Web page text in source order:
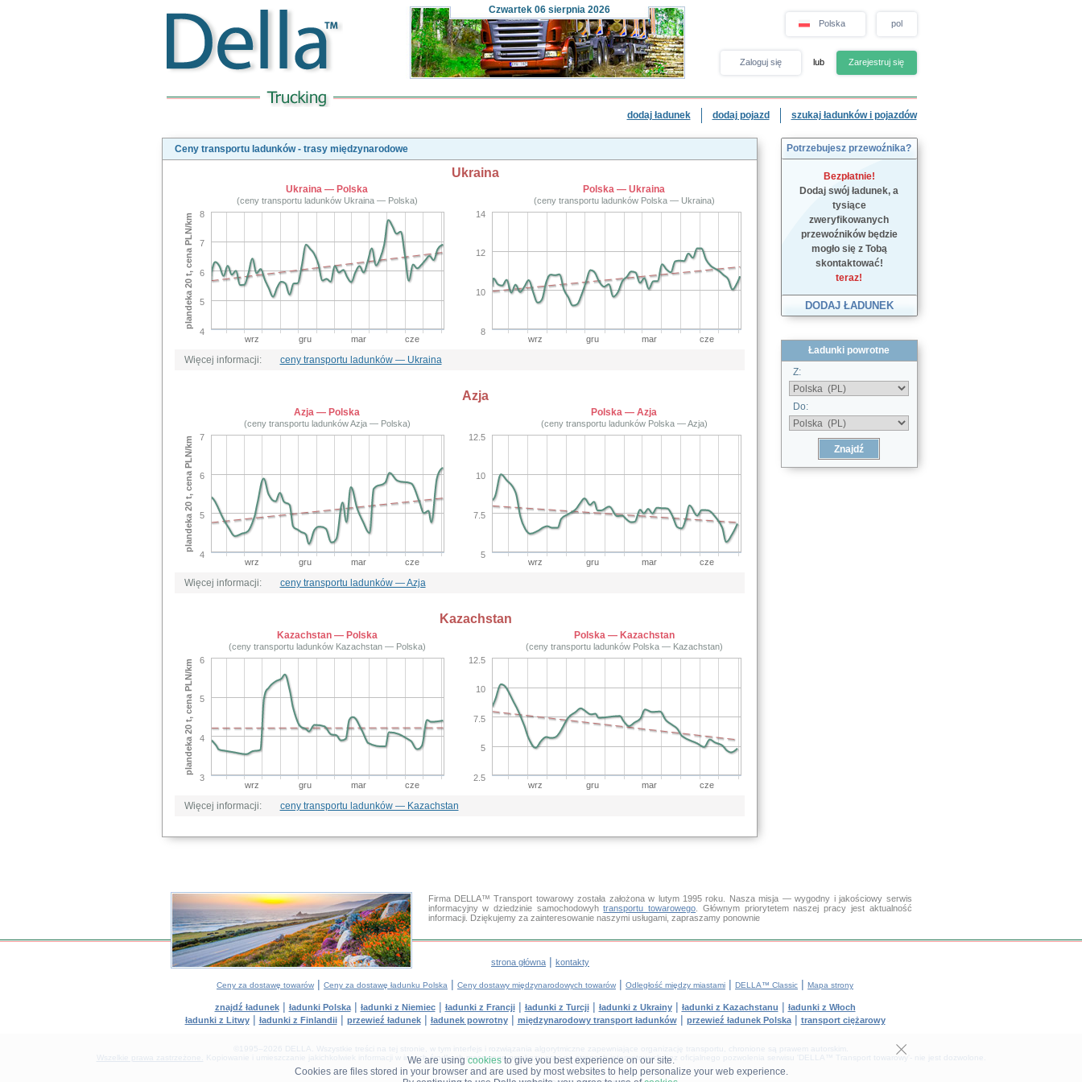
Czwartek06 sierpnia 2026
Polska pol
Zaloguj się lub Zarejestruj się
dodaj ładunek dodaj pojazd szukaj ładunków i pojazdów
We are using cookies to give you best experience on our site.
Cookies are files stored in your browser and are used by most websites to help personalize your web experience.
Ceny transportu ladunków - trasy międzynarodowe
Ukraina
Ukraina — Polska
(ceny transportu ladunków Ukraina — Polska)
wrz gru mar cze
4
5
6
7
8
plandeka 20 t, cena PLN/km
Polska — Ukraina
(ceny transportu ladunków Polska — Ukraina)
wrz gru mar cze
8
10
12
14
Więcej informacji: ceny transportu ladunków — Ukraina
Azja
Azja — Polska
(ceny transportu ladunków Azja — Polska)
wrz gru mar cze
4
5
6
7
plandeka 20 t, cena PLN/km
Polska — Azja
(ceny transportu ladunków Polska — Azja)
wrz gru mar cze
5
7.5
10
12.5
Więcej informacji: ceny transportu ladunków — Azja
Kazachstan
Kazachstan — Polska
(ceny transportu ladunków Kazachstan — Polska)
wrz gru mar cze
3
4
5
6
plandeka 20 t, cena PLN/km
Polska — Kazachstan
(ceny transportu ladunków Polska — Kazachstan)
wrz gru mar cze
2.5
5
7.5
10
12.5
Więcej informacji: ceny transportu ladunków — Kazachstan
Potrzebujesz przewoźnika?
Bezpłatnie!
Dodaj swój ładunek, a
tysiące
zweryfikowanych
przewoźników będzie
mogło się z Tobą
skontaktować!
teraz!
DODAJ ŁADUNEK
Ładunki powrotne
Z:
Do:
Firma DELLA™ Transport towarowy została założona w lutym 1995 roku. Nasza misja — wygodny i jakościowy serwis
informacyjny w dziedzinie samochodowyhtransportu towarowego . Głównym priorytetem naszej pracy jest aktualność
informacji. Dziękujemy za zainteresowanie naszymi usługami, zapraszamy ponownie
strona główna | kontakty
Ceny za dostawę towarów | Ceny za dostawę ładunku Polska | Ceny dostawy międzynarodowych towarów | Odległość między miastami | DELLA™ Classic | Mapa strony
znajdź ładunek| ładunki Polska| ładunki z Niemiec| ładunki z Francji| ładunki z Turcji| ładunki z Ukrainy| ładunki z Kazachstanu | ładunki z Włoch
ładunki z Litwy| ładunki z Finlandii| przewieź ładunek| ładunek powrotny| międzynarodowy transport ładunków| przewieź ładunek Polska| transport ciężarowy
©1995–2026 DELLA. Wszystkie treści na tej stronie, w tym interfejs i rozwiązania algorytmiczne zapewniające organizację transportu, chronione są prawem autorskim.
Wszelkie prawa zastrzeżone.
Kopiowanie i umieszczanie jakichkolwiek informacji w innych środkach masowego przekazu oraz na stronach internetowych bez oficjalnego pozwolenia serwisu 'DELLA™ Transport towarowy'- nie jest dozwolone.